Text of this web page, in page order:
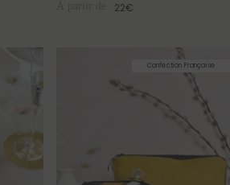
22€
Confection Française